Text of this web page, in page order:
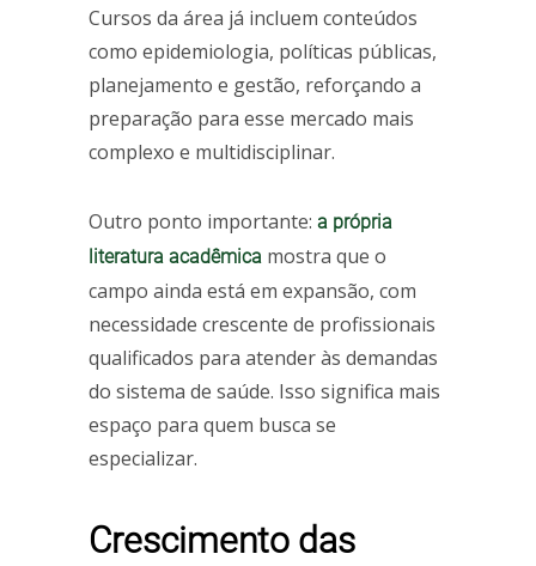
Cursos da área já incluem conteúdos
como epidemiologia, políticas públicas,
planejamento e gestão, reforçando a
preparação para esse mercado mais
complexo e multidisciplinar.
Outro ponto importante: a própria
literatura acadêmica mostra que o
campo ainda está em expansão, com
necessidade crescente de profissionais
qualificados para atender às demandas
do sistema de saúde. Isso significa mais
espaço para quem busca se
especializar.
Crescimento das